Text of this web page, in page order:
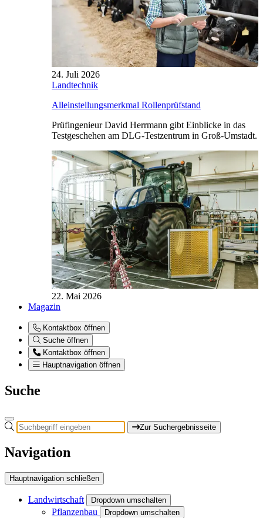
24. Juli 2026
Landtechnik
Alleinstellungsmerkmal Rollenprüfstand
Prüfingenieur David Herrmann gibt Einblicke in das
Testgeschehen am DLG-Testzentrum in Groß-Umstadt.
22. Mai 2026
Magazin
Kontaktbox öffnen
Suche öffnen
Kontaktbox öffnen
Hauptnavigation öffnen
Suche
Zur Suchergebnisseite
Navigation
Hauptnavigation schließen
Landwirtschaft Dropdown umschalten
Pflanzenbau Dropdown umschalten